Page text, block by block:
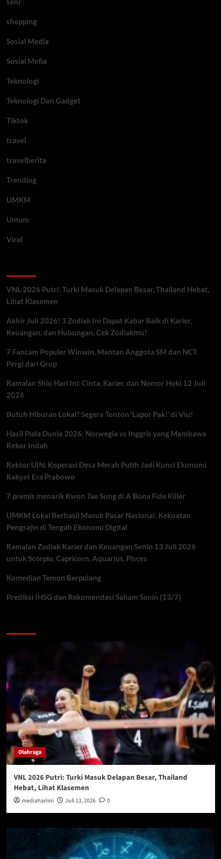
shopping
Sosial Media
Sosial Mefia
Teknologi
Teknologi Dan Gadget
Tiktok
travel
travelberita
Trending
UMKM
Umum
Viral
VNL 2026 Putri: Turki Masuk Delapan Besar, Thailand Hebat,
Lihat Klasemen
Akhir Juli 2026! 3 Zodiak Ini Dapat Kabar Baik di Karier,
Keuangan, dan Hubungan, Cek Zodiakmu!
7 Fancam Populer Winwin, Mantan Anggota SM dan NCT
Pergi dari Grup
Ramalan Shio Hari Ini: Cinta, Karier, dan Nomor Hoki 12 Juli
2026
Butuh Hiburan Lokal? Segera Tonton ‘Lapor Pak!’ di Viu!
Hasil Piala Dunia 2026: Norwegia vs Inggris yang Membawa
Rekor Indah
Rektor UIN: Koperasi Desa Merah Putih Jadi Kunci Ekonomi
Rakyat Era Prabowo
7 premis menarik Kwon Tae Sung di A Bona Fide Killer
UMKM Lokal Berhasil Masuk Pasar Nasional: Kekuatan
Pengrajin di Tengah Ekonomi Digital
Ramalan Zodiak Karier dan Keuangan Senin 13 Juli 2026
untuk Scorpio, Capricorn, Aquarius, Pisces
Komedian Temon Berpulang
Prediksi IHSG dan Rekomendasi Saham Senin (13/7)
Olahraga
VNL 2026 Putri: Turki Masuk Delapan Besar, Thailand
Hebat, Lihat Klasemen
mediahariini Juli 13, 2026 0